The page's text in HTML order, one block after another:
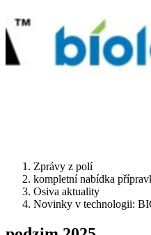
Zprávy z polí
kompletní nabídka
Osiva aktuality
Novinky v technologii: